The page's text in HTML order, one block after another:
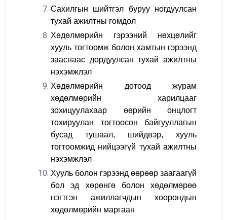
Сахилгын шийтгэл буруу ногдуулсан
тухай ажилтны гомдол
Хөдөлмөрийн гэрээний нөхцөлийг
хууль тогтоомж болон хамтын гэрээнд
зааснаас дордуулсан тухай ажилтны
нэхэмжлэл
Хөдөлмөрийн дотоод журам
хөдөлмөрийн харилцааг
зохицуулахаар өөрийн онцлогт
тохируулан тогтоосон байгууллагын
бусад тушаал, шийдвэр, хууль
тогтоомжид нийцээгүй тухай ажилтны
нэхэмжлэл
Хууль болон гэрээнд өөрөөр заагаагүй
бол эд хөрөнгө болон хөдөлмөрөө
нэгтгэн ажиллагчдын хоорондын
хөдөлмөрийн маргаан